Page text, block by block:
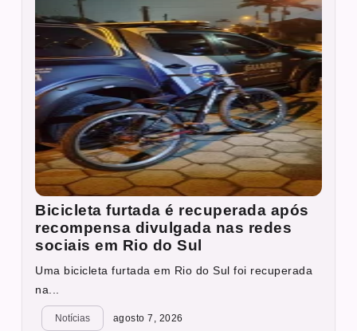
Bicicleta furtada é recuperada após
recompensa divulgada nas redes
sociais em Rio do Sul
Uma bicicleta furtada em Rio do Sul foi recuperada
na...
Notícias agosto 7, 2026